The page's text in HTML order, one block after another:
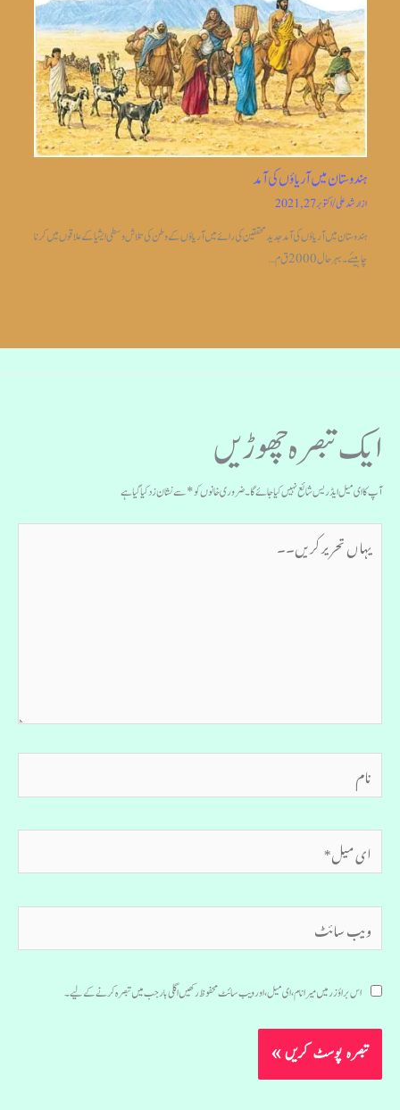
ہندوستان میں آریاؤں کی آمد
ازارشد علی/اکتوبر 27, 2021
ہندوستان میں آریاؤں کی آمد جدیدمحققین کی رائے میں آریاؤں کے وطن کی تلاش وسطی ایشیا کے علاقوں میں کرنا
چاہیئے۔بہر حال 2000 ق م…
ایک تبصرہ چھوڑیں
آپ کا ای میل ایڈریس شائع نہیں کیا جائے گا۔ضروری خانوں کو*سے نشان زد کیا گیا ہے
تحریر
میل*
سائٹ
اس براؤزر میں میرا نام، ای میل، اور ویب سائٹ محفوظ رکھیں اگلی بار جب میں تبصرہ کرنے کےلیے۔